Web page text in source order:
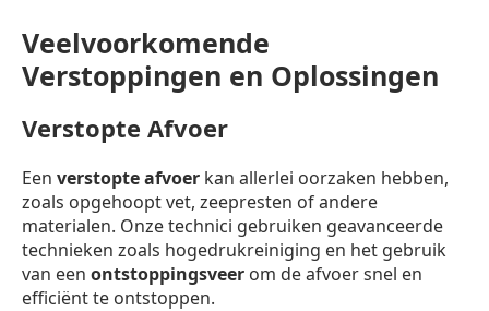
Veelvoorkomende
Verstoppingen en Oplossingen
Verstopte Afvoer
Een verstopte afvoer kan allerlei oorzaken hebben,
zoals opgehoopt vet, zeepresten of andere
materialen. Onze technici gebruiken geavanceerde
technieken zoals hogedrukreiniging en het gebruik
van een ontstoppingsveer om de afvoer snel en
efficiënt te ontstoppen.